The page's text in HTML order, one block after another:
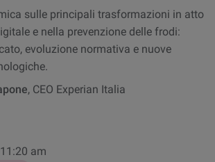
sulle principali trasformazioni in atto
e nella prevenzione delle frodi:
evoluzione normativa e nuove
, CEO Experian Italia
am